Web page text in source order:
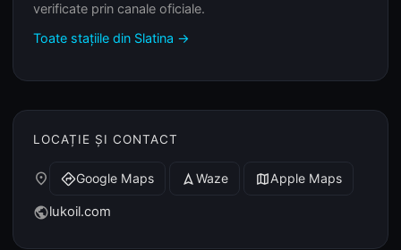
verificate prin canale oficiale.
Toate stațiile din Slatina →
LOCAȚIE ȘI CONTACT
place directionsGoogle Maps navigation Waze mapApple Maps
publiclukoil.com